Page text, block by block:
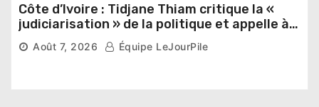
Côte d’Ivoire : Tidjane Thiam critique la «
judiciarisation » de la politique et appelle à
poursuivre l’apaisement
Août 7, 2026 Équipe LeJourPile